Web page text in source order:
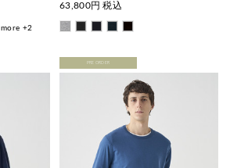
more +2
63,800円 税込
PRE ORDER